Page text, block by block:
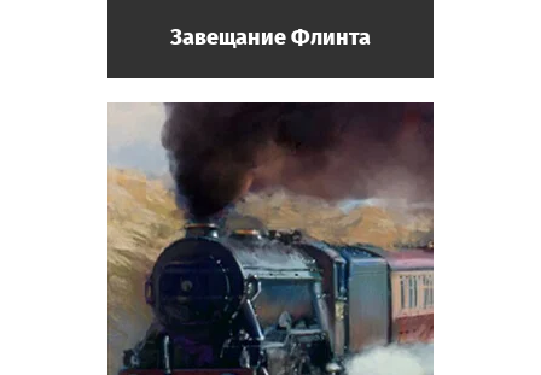
экспонатов.Завещание Флинта